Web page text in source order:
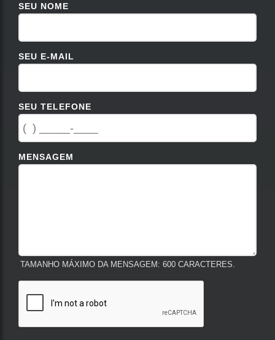
SEU NOME
SEU E-MAIL
SEU TELEFONE
MENSAGEM
TAMANHO MÁXIMO DA MENSAGEM: 600 CARACTERES.